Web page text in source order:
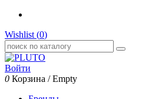
Wishlist (0)
Войти
0 Корзина /Empty